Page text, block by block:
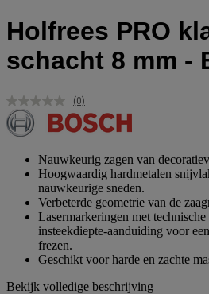
Holfrees PRO
schacht 8 mm -
Geen
scorewaarde.
Dezelfde
(0)
Nauwkeurig zagen van
Hoogwaardig hardmetalen
nauwkeurige sneden.
Verbeterde geometrie van de
Lasermarkeringen met
insteekdiepte-aanduiding voor
frezen.
Geschikt voor harde en zachte
Bekijk volledige beschrijving